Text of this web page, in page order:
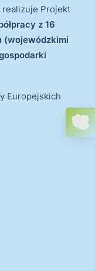
realizuje Projekt
z 16
(wojewódzkimi
Europejskich